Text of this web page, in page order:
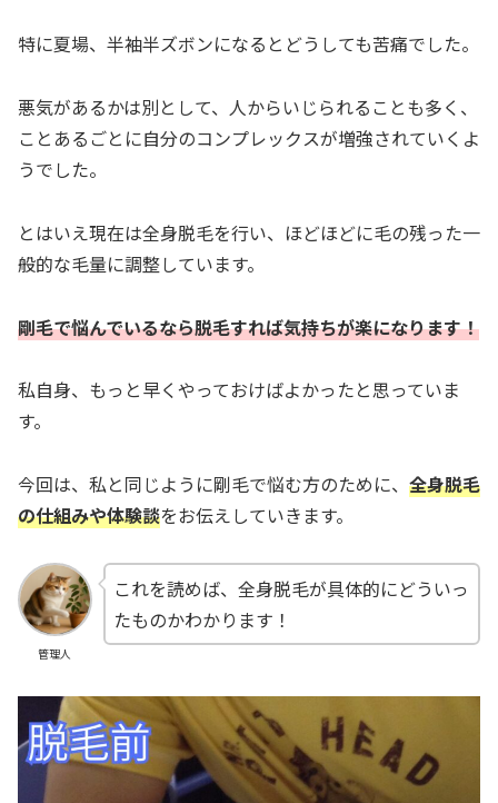
特に夏場、半袖半ズボンになるとどうしても苦痛でした。
悪気があるかは別として、人からいじられることも多く、
ことあるごとに自分のコンプレックスが増強されていくよ
うでした。
とはいえ現在は全身脱毛を行い、ほどほどに毛の残った一
般的な毛量に調整しています。
剛毛で悩んでいるなら脱毛すれば気持ちが楽になります！
私自身、もっと早くやっておけばよかったと思っていま
す。
今回は、私と同じように剛毛で悩む方のために、 全身脱毛
の仕組みや体験談をお伝えしていきます。
管理人
これを読めば、全身脱毛が具体的にどういっ
たものかわかります！